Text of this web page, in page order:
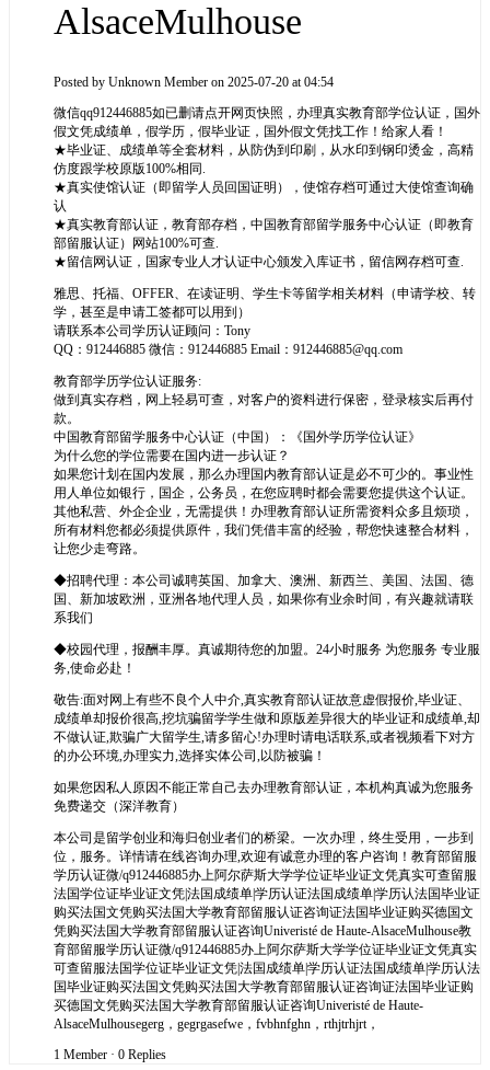
AlsaceMulhouse
Posted by Unknown Member on 2025-07-20 at 04:54
微信qq912446885如已删请点开网页快照，办理真实教育部学位认证，国外
假文凭成绩单，假学历，假毕业证，国外假文凭找工作！给家人看！
★毕业证、成绩单等全套材料，从防伪到印刷，从水印到钢印烫金，高精
仿度跟学校原版100%相同.
★真实使馆认证（即留学人员回国证明），使馆存档可通过大使馆查询确
认
★真实教育部认证，教育部存档，中国教育部留学服务中心认证（即教育
部留服认证）网站100%可查.
★留信网认证，国家专业人才认证中心颁发入库证书，留信网存档可查.
雅思、托福、OFFER、在读证明、学生卡等留学相关材料（申请学校、转
学，甚至是申请工签都可以用到）
请联系本公司学历认证顾问：Tony
QQ：912446885 微信：912446885 Email：912446885@qq.com
教育部学历学位认证服务:
做到真实存档，网上轻易可查，对客户的资料进行保密，登录核实后再付
款。
中国教育部留学服务中心认证（中国）：《国外学历学位认证》
为什么您的学位需要在国内进一步认证？
如果您计划在国内发展，那么办理国内教育部认证是必不可少的。事业性
用人单位如银行，国企，公务员，在您应聘时都会需要您提供这个认证。
其他私营、外企企业，无需提供！办理教育部认证所需资料众多且烦琐，
所有材料您都必须提供原件，我们凭借丰富的经验，帮您快速整合材料，
让您少走弯路。
◆招聘代理：本公司诚聘英国、加拿大、澳洲、新西兰、美国、法国、德
国、新加坡欧洲，亚洲各地代理人员，如果你有业余时间，有兴趣就请联
系我们
◆校园代理，报酬丰厚。真诚期待您的加盟。24小时服务 为您服务 专业服
务,使命必赴！
敬告:面对网上有些不良个人中介,真实教育部认证故意虚假报价,毕业证、
成绩单却报价很高,挖坑骗留学学生做和原版差异很大的毕业证和成绩单,却
不做认证,欺骗广大留学生,请多留心!办理时请电话联系,或者视频看下对方
的办公环境,办理实力,选择实体公司,以防被骗！
如果您因私人原因不能正常自己去办理教育部认证，本机构真诚为您服务
免费递交（深洋教育）
本公司是留学创业和海归创业者们的桥梁。一次办理，终生受用，一步到
位，服务。详情请在线咨询办理,欢迎有诚意办理的客户咨询！教育部留服
学历认证微/q912446885办上阿尔萨斯大学学位证毕业证文凭真实可查留服
法国学位证毕业证文凭|法国成绩单|学历认证法国成绩单|学历认法国毕业证
购买法国文凭购买法国大学教育部留服认证咨询证法国毕业证购买德国文
凭购买法国大学教育部留服认证咨询Univeristé de Haute-AlsaceMulhouse教
育部留服学历认证微/q912446885办上阿尔萨斯大学学位证毕业证文凭真实
可查留服法国学位证毕业证文凭|法国成绩单|学历认证法国成绩单|学历认法
国毕业证购买法国文凭购买法国大学教育部留服认证咨询证法国毕业证购
买德国文凭购买法国大学教育部留服认证咨询Univeristé de Haute-
AlsaceMulhousegerg，gegrgasefwe，fvbhnfghn，rthjtrhjrt，
1 Member · 0 Replies